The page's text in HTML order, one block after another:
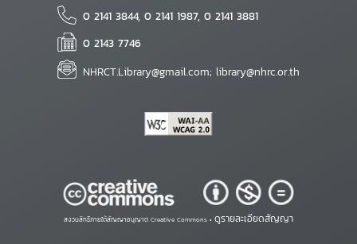
0 2141 3844, 0 2141 1987, 0 2141 3881
0 2143 7746
NHRCT.Library@gmail.com; library@nhrc.or.th
สงวนสิทธิ์ภายใต้สัญญาอนุญาต Creative Commons • ดูรายละเอียดสัญญา